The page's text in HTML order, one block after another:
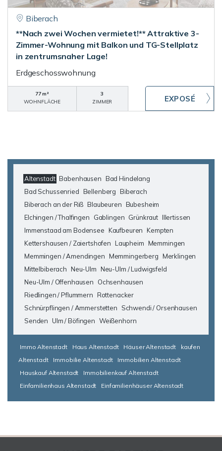
Biberach
**Nach zwei Wochen vermietet!** Attraktive 3-
Zimmer-Wohnung mit Balkon und TG-Stellplatz
in zentrumsnaher Lage!
Erdgeschosswohnung
77 m²
WOHNFLÄCHE
3
ZIMMER
Altenstadt Babenhausen Bad Hindelang
Bad Schussenried Bellenberg Biberach
Biberach an der Riß Blaubeuren Bubesheim
Elchingen / Thalfingen
Gablingen Grünkraut Illertissen
Immenstaad am Bodensee Kaufbeuren Kempten
Kettershausen / Zaiertshofen Laupheim Memmingen
Memmingen / Amendingen Memmingerberg Merklingen
Mittelbiberach Neu-Ulm Neu-Ulm / Ludwigsfeld
Neu-Ulm / Offenhausen
Ochsenhausen
Riedlingen / Pflummern Rottenacker
Schnürpflingen / Ammerstetten
Schwendi / Orsenhausen
Senden Ulm / Böfingen Weißenhorn
Immo Altenstadt Haus Altenstadt Häuser Altenstadt
kaufen
Altenstadt
Immobilie Altenstadt
Immobilien Altenstadt
Hauskauf Altenstadt
Immobilienkauf Altenstadt
Einfamilienhaus Altenstadt
Einfamilienhäuser Altenstadt